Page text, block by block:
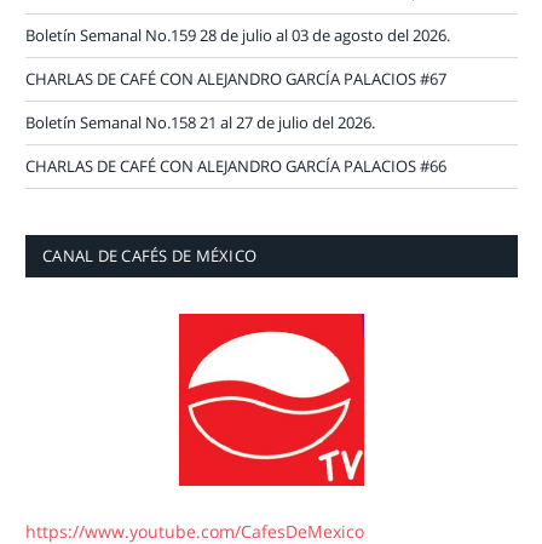
Boletín Semanal No.159 28 de julio al 03 de agosto del 2026.
CHARLAS DE CAFÉ CON ALEJANDRO GARCÍA PALACIOS #67
Boletín Semanal No.158 21 al 27 de julio del 2026.
CHARLAS DE CAFÉ CON ALEJANDRO GARCÍA PALACIOS #66
CANAL DE CAFÉS DE MÉXICO
https://www.youtube.com/CafesDeMexico